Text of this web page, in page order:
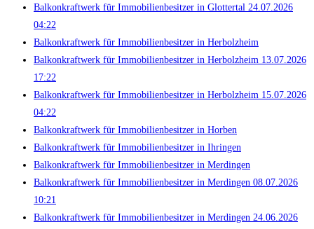
Balkonkraftwerk für Immobilienbesitzer in Glottertal 24.07.2026
04:22
Balkonkraftwerk für Immobilienbesitzer in Herbolzheim
Balkonkraftwerk für Immobilienbesitzer in Herbolzheim 13.07.2026
17:22
Balkonkraftwerk für Immobilienbesitzer in Herbolzheim 15.07.2026
04:22
Balkonkraftwerk für Immobilienbesitzer in Horben
Balkonkraftwerk für Immobilienbesitzer in Ihringen
Balkonkraftwerk für Immobilienbesitzer in Merdingen
Balkonkraftwerk für Immobilienbesitzer in Merdingen 08.07.2026
10:21
Balkonkraftwerk für Immobilienbesitzer in Merdingen 24.06.2026